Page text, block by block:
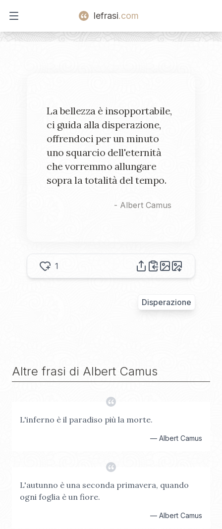
Open main menu
lefrasi.com
La bellezza è insopportabile,
ci guida alla disperazione,
offrendoci per un minuto
uno squarcio dell'eternità
che vorremmo allungare
sopra la totalità del tempo.
- Albert Camus
1
Disperazione
Altre frasi di Albert Camus
L'inferno è il paradiso più la morte.
— Albert Camus
L'autunno è una seconda primavera, quando
ogni foglia è un fiore.
— Albert Camus